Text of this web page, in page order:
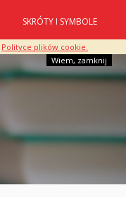
Polityce plików cookie.
Wiem, zamknij
SKRÓTY I SYMBOLE